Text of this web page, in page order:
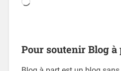
Pour soutenir Blog